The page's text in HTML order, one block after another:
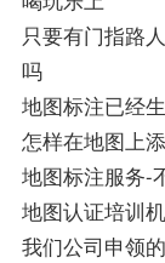
只要有门指路
吗
地图标注已经
怎样在地图上
地图标注服务-
地图认证培训
我们公司申领